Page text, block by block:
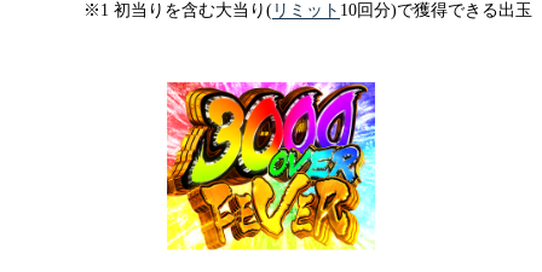
※1 初当りを含む大当り(リミット 10回分)で獲得できる出玉